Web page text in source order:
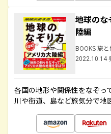
地球の
陸編
BOOKS 旅
2022.10.14
各国の地形や関係性をなぞっ
川や街道、島など旅気分で地